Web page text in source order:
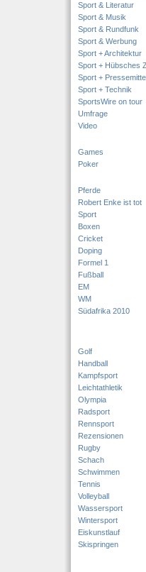
Sport & Literatur
Sport & Musik
Sport & Rundfunk
Sport & Werbung
Sport + Architektur
Sport + Hübsches
Sport +
Sport + Technik
SportsWire on tour
Umfrage
Video
Games
Poker
Pferde
Robert Enke ist tot
Sport
Boxen
Cricket
Doping
Formel 1
Fußball
EM
WM
Südafrika 2010
Golf
Handball
Kampfsport
Leichtathletik
Olympia
Radsport
Rennsport
Rezensionen
Rugby
Schach
Schwimmen
Tennis
Volleyball
Wassersport
Wintersport
Eiskunstlauf
Skispringen